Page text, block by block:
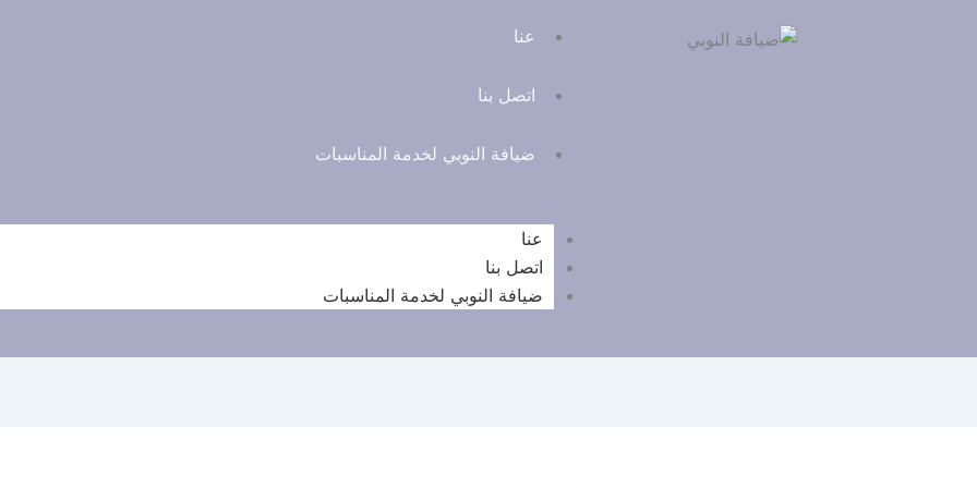
عنا
اتصل بنا
ضيافة النوبي لخدمة المناسبات
عنا
اتصل بنا
ضيافة النوبي لخدمة المناسبات